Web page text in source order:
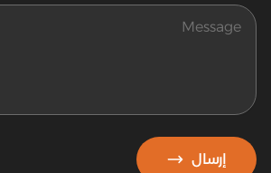
Message
إرسال